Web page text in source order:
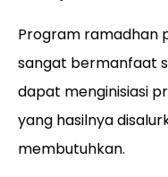
Program ramadhan
sangat bermanfaat
dapat menginisiasi
yang hasilnya
membutuhkan.